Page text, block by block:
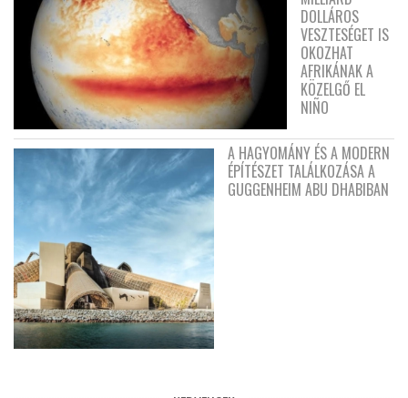
DOLLÁROS
VESZTESÉGET IS
OKOZHAT
AFRIKÁNAK A
KÖZELGŐ EL
NIÑO
A HAGYOMÁNY ÉS A MODERN
ÉPÍTÉSZET TALÁLKOZÁSA A
GUGGENHEIM ABU DHABIBAN